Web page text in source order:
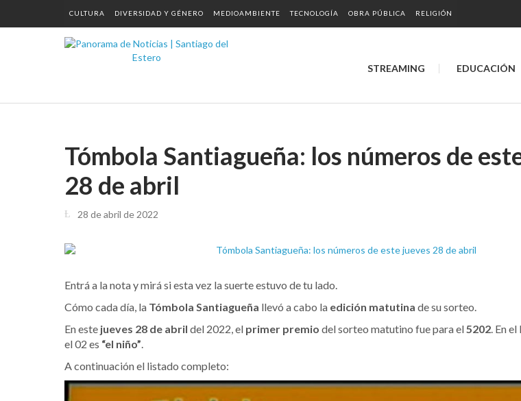
CULTURA DIVERSIDAD Y GÉNERO MEDIOAMBIENTE TECNOLOGÍA OBRA PÚBLICA RELIGIÓN
STREAMING EDUCACIÓN
Tómbola Santiagueña: los números de
28 de abril
28 de abril de 2022
Entrá a la nota y mirá si esta vez la suerte estuvo de tu lado.
Cómo cada día, la Tómbola Santiagueña llevó a cabo la edición matutina de su sorteo.
En este jueves 28 de abril del 2022, el primer premio del sorteo matutino fue para el5202. En
el 02 es “el niño”.
A continuación el listado completo: